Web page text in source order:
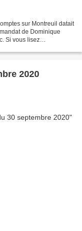
sur Montreuil datait
de Dominique
Si vous lisez
2020